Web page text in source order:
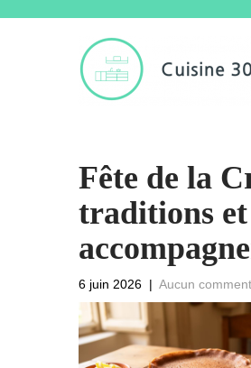
Fête de la
traditions et
6 juin 2026 | Aucun